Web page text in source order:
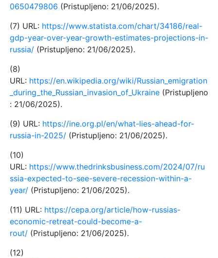
0650479806 (Pristupljeno: 21/06/2025).
(7) URL: https://www.statista.com/chart/34186/real-
gdp-year-over-year-growth-estimates-projections-in-
russia/ (Pristupljeno: 21/06/2025).
(8)
URL: https://en.wikipedia.org/wiki/Russian_emigration
_during_the_Russian_invasion_of_Ukraine (Pristupljeno
: 21/06/2025).
(9) URL: https://ine.org.pl/en/what-lies-ahead-for-
russia-in-2025/ (Pristupljeno: 21/06/2025).
(10)
URL: https://www.thedrinksbusiness.com/2024/07/ru
ssia-expected-to-see-severe-recession-within-a-
year/ (Pristupljeno: 21/06/2025).
(11) URL: https://cepa.org/article/how-russias-
economic-retreat-could-become-a-
rout/ (Pristupljeno: 21/06/2025).
(12)